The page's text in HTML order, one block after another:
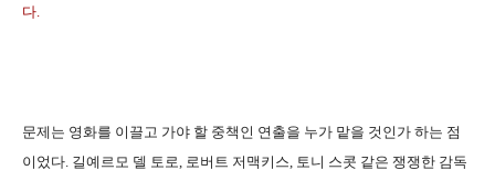
다.
문제는 영화를 이끌고 가야 할 중책인 연출을 누가 맡을 것인가 하는 점
이었다. 길예르모 델 토로, 로버트 저맥키스, 토니 스콧 같은 쟁쟁한 감독